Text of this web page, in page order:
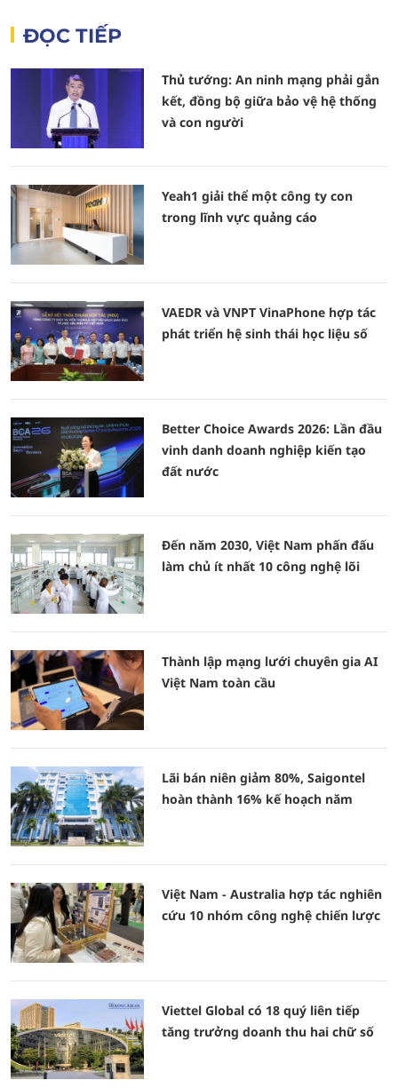
ĐỌC TIẾP
Thủ tướng: An ninh mạng phải gắn
kết, đồng bộ giữa bảo vệ hệ thống
và con người
Yeah1 giải thể một công ty con
trong lĩnh vực quảng cáo
VAEDR và VNPT VinaPhone hợp tác
phát triển hệ sinh thái học liệu số
Better Choice Awards 2026: Lần đầu
vinh danh doanh nghiệp kiến tạo
đất nước
Đến năm 2030, Việt Nam phấn đấu
làm chủ ít nhất 10 công nghệ lõi
Thành lập mạng lưới chuyên gia AI
Việt Nam toàn cầu
Lãi bán niên giảm 80%, Saigontel
hoàn thành 16% kế hoạch năm
Việt Nam - Australia hợp tác nghiên
cứu 10 nhóm công nghệ chiến lược
Viettel Global có 18 quý liên tiếp
tăng trưởng doanh thu hai chữ số